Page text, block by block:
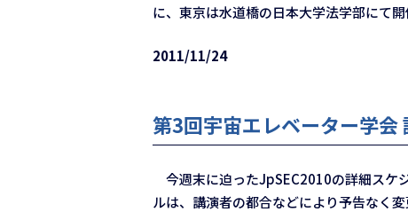
に、東京は水道橋の日本大学法学部にて
2011/11/24
第3回宇宙エレベーター学会
今週末に迫ったJpSEC2010の詳細スケ
ルは、講演者の都合などにより予告なく